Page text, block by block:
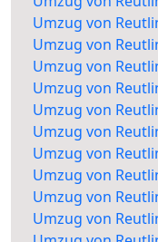
Umzug von
Umzug von
Umzug von
Umzug von
Umzug von
Umzug von
Umzug von
Umzug von
Umzug von
Umzug von